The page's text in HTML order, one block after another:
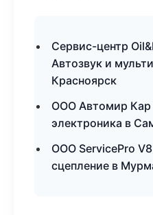
Сервис-центр
Автозвук и
Красноярск
ООО Автомир
электроника в
ООО ServicePro
сцепление в